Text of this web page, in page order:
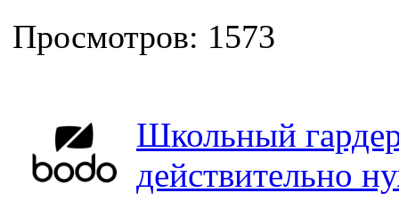
Просмотров: 1573
Школьный
действительно